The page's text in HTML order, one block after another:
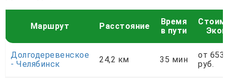
Маршрут Расстояние
Время
в пути
Долгодеревенское
- Челябинск
24,2 км 35 мин
от
руб.